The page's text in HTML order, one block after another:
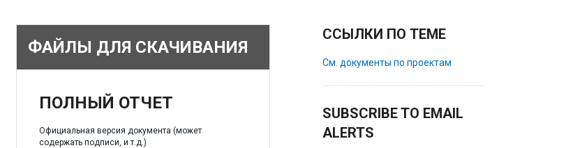
ФАЙЛЫ ДЛЯ СКАЧИВАНИЯ
ПОЛНЫЙ ОТЧЕТ
Официальная версия документа (может
содержать подписи, и т.д.)
ССЫЛКИ ПО ТЕМЕ
См. документы по проектам
SUBSCRIBE TO EMAIL
ALERTS